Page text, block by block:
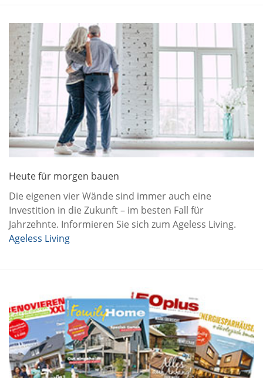
Heute für morgen bauen
Die eigenen vier Wände sind immer auch eine
Investition in die Zukunft – im besten Fall für
Jahrzehnte. Informieren Sie sich zum Ageless Living.
Ageless Living